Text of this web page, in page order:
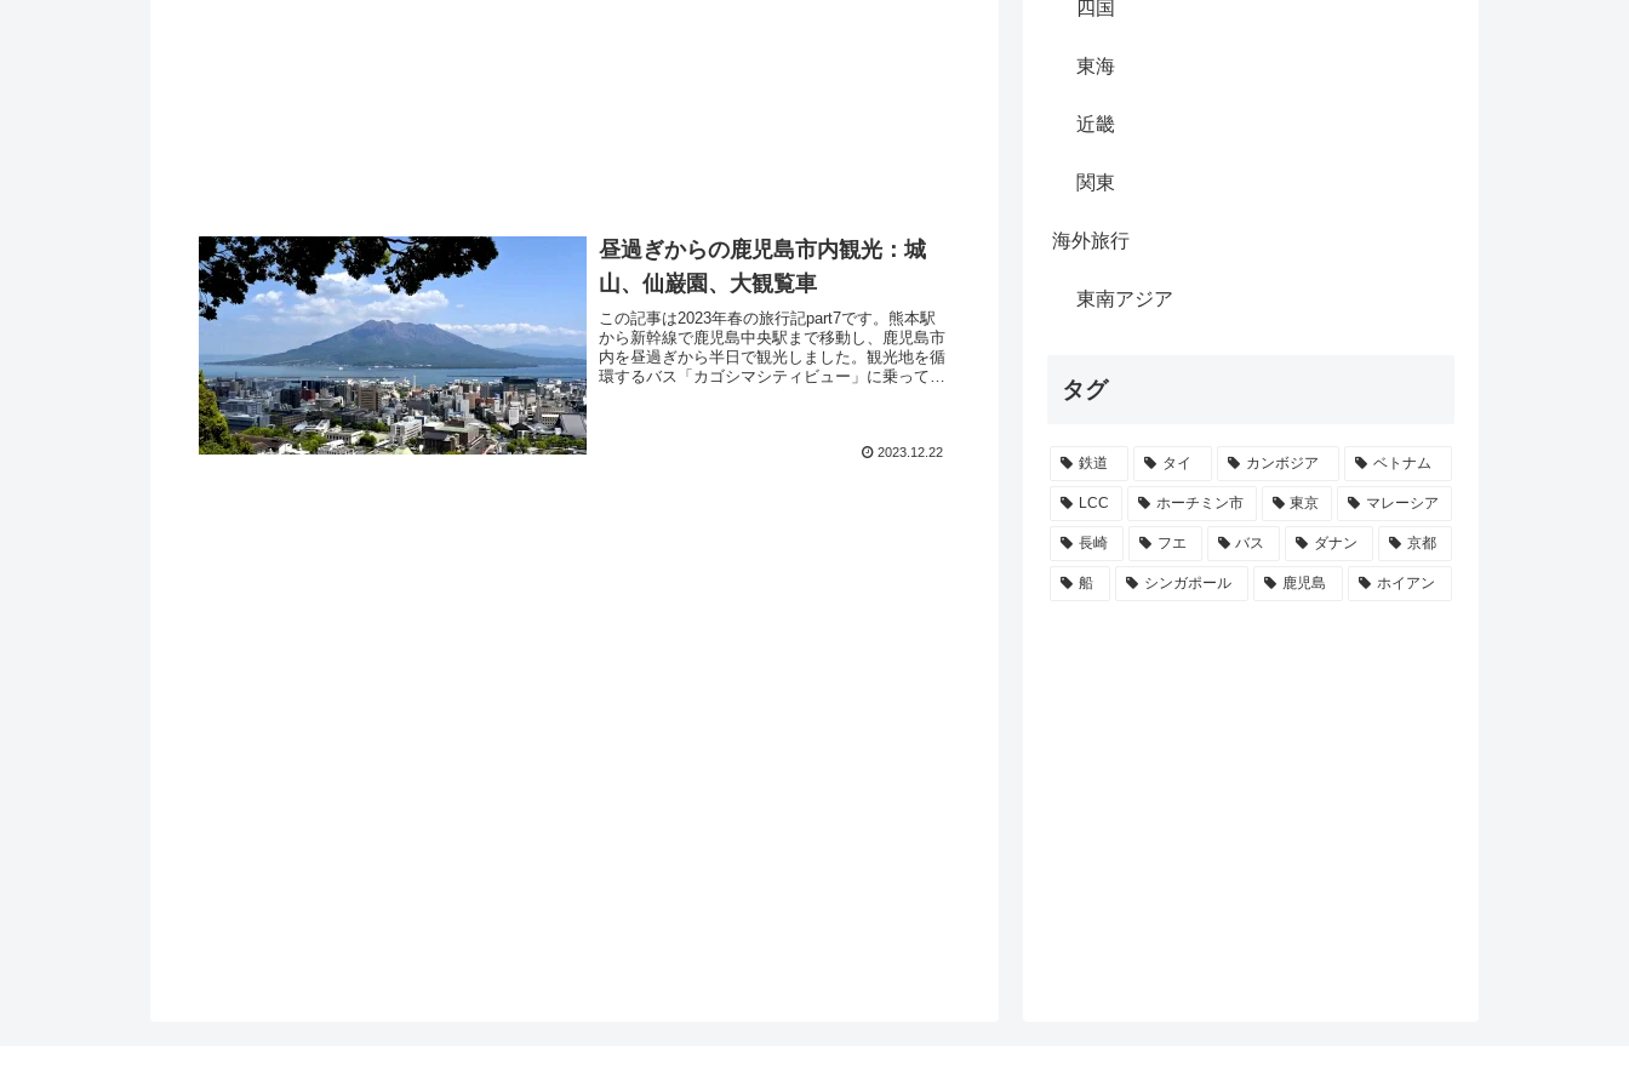
昼過ぎからの鹿児島市内観光：城
山、仙巌園、大観覧車
この記事は2023年春の旅行記part7です。熊本駅
から新幹線で鹿児島中央駅まで移動し、鹿児島市
内を昼過ぎから半日で観光しました。観光地を循
環するバス「カゴシマシティビュー」に乗って城
2023.12.22
四国
東海
近畿
関東
海外旅行
東南アジア
タグ
鉄道 タイ カンボジア ベトナム
LCC ホーチミン市 東京 マレーシア
長崎 フエ バス ダナン 京都
船 シンガポール 鹿児島 ホイアン